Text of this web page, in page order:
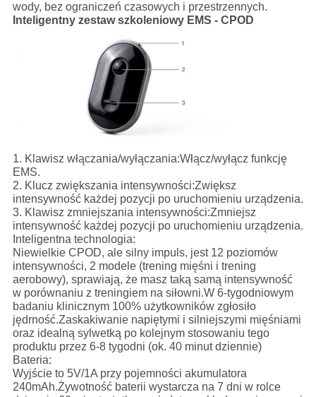
wody, bez ograniczeń czasowych i przestrzennych.
Inteligentny zestaw szkoleniowy EMS - CPOD
1. Klawisz włączania/wyłączania:Włącz/wyłącz funkcję
EMS.
2. Klucz zwiększania intensywności:Zwiększ
intensywność każdej pozycji po uruchomieniu urządzenia.
3. Klawisz zmniejszania intensywności:Zmniejsz
intensywność każdej pozycji po uruchomieniu urządzenia.
Inteligentna technologia:
Niewielkie CPOD, ale silny impuls, jest 12 poziomów
intensywności, 2 modele (trening mięśni i trening
aerobowy), sprawiają, że masz taką samą intensywność
w porównaniu z treningiem na siłowni.W 6-tygodniowym
badaniu klinicznym 100% użytkowników zgłosiło
jędrność.Zaskakiwanie napiętymi i silniejszymi mięśniami
oraz idealną sylwetką po kolejnym stosowaniu tego
produktu przez 6-8 tygodni (ok. 40 minut dziennie)
Bateria:
Wyjście to 5V/1A przy pojemności akumulatora
240mAh.Żywotność baterii wystarcza na 7 dni w rolce